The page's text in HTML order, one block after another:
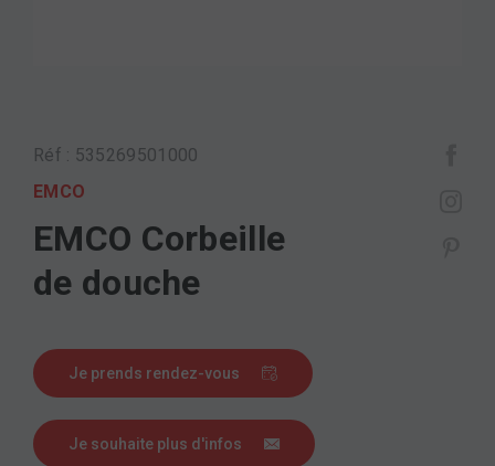
Réf : 535269501000
EMCO
EMCO Corbeille
de douche
Je prends rendez-vous
Je souhaite plus d'infos